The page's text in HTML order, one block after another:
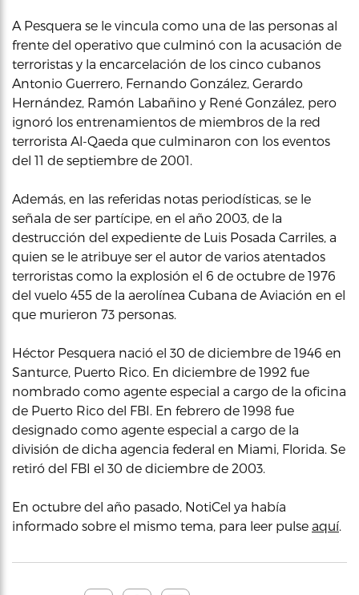
A Pesquera se le vincula como una de las personas al
frente del operativo que culminó con la acusación de
terroristas y la encarcelación de los cinco cubanos
Antonio Guerrero, Fernando González, Gerardo
Hernández, Ramón Labañino y René González, pero
ignoró los entrenamientos de miembros de la red
terrorista Al-Qaeda que culminaron con los eventos
del 11 de septiembre de 2001.
Además, en las referidas notas periodísticas, se le
señala de ser partícipe, en el año 2003, de la
destrucción del expediente de Luis Posada Carriles, a
quien se le atribuye ser el autor de varios atentados
terroristas como la explosión el 6 de octubre de 1976
del vuelo 455 de la aerolínea Cubana de Aviación en el
que murieron 73 personas.
Héctor Pesquera nació el 30 de diciembre de 1946 en
Santurce, Puerto Rico. En diciembre de 1992 fue
nombrado como agente especial a cargo de la oficina
de Puerto Rico del FBI. En febrero de 1998 fue
designado como agente especial a cargo de la
división de dicha agencia federal en Miami, Florida. Se
retiró del FBI el 30 de diciembre de 2003.
En octubre del año pasado, NotiCel ya había
informado sobre el mismo tema, para leer pulse aquí.